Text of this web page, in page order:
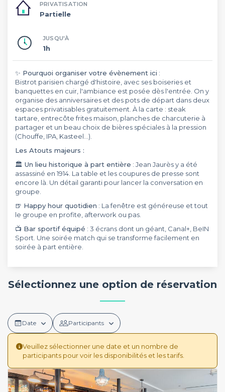
PRIVATISATION
Partielle
JUSQU'À
1h
✨ Pourquoi organiser votre évènement ici :
Bistrot parisien chargé d'histoire, avec ses boiseries et
banquettes en cuir, l'ambiance est posée dès l'entrée. On y
organise des anniversaires et des pots de départ dans deux
espaces privatisables gratuitement. À la carte : steak
tartare, entrecôte frites maison, planches de charcuterie à
partager et un beau choix de bières spéciales à la pression
(Chouffe, IPA, Kasteel…).
Les Atouts majeurs :
🏛️ Un lieu historique à part entière : Jean Jaurès y a été
assassiné en 1914. La table et les coupures de presse sont
encore là. Un détail garanti pour lancer la conversation en
groupe.
🍺 Happy hour quotidien : La fenêtre est généreuse et tout
le groupe en profite, afterwork ou pas.
📺 Bar sportif équipé : 3 écrans dont un géant, Canal+, BeIN
Sport. Une soirée match qui se transforme facilement en
soirée à part entière.
Sélectionnez une option de réservation
Date Participants
Veuillez sélectionner une date et un nombre de
participants pour voir les disponibilités et les tarifs.